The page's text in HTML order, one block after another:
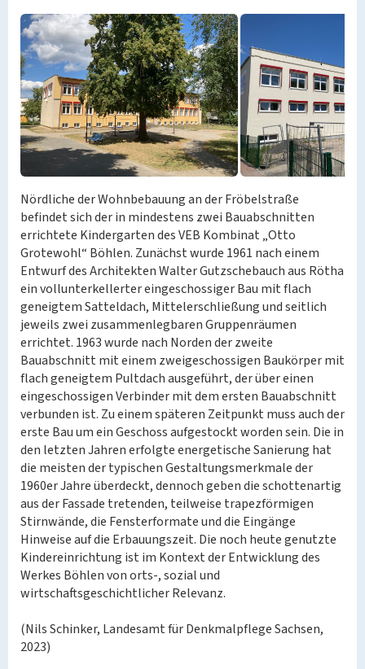
Nördliche der Wohnbebauung an der Fröbelstraße
befindet sich der in mindestens zwei Bauabschnitten
errichtete Kindergarten des VEB Kombinat „Otto
Grotewohl“ Böhlen. Zunächst wurde 1961 nach einem
Entwurf des Architekten Walter Gutzschebauch aus Rötha
ein vollunterkellerter eingeschossiger Bau mit flach
geneigtem Satteldach, Mittelerschließung und seitlich
jeweils zwei zusammenlegbaren Gruppenräumen
errichtet. 1963 wurde nach Norden der zweite
Bauabschnitt mit einem zweigeschossigen Baukörper mit
flach geneigtem Pultdach ausgeführt, der über einen
eingeschossigen Verbinder mit dem ersten Bauabschnitt
verbunden ist. Zu einem späteren Zeitpunkt muss auch der
erste Bau um ein Geschoss aufgestockt worden sein. Die in
den letzten Jahren erfolgte energetische Sanierung hat
die meisten der typischen Gestaltungsmerkmale der
1960er Jahre überdeckt, dennoch geben die schottenartig
aus der Fassade tretenden, teilweise trapezförmigen
Stirnwände, die Fensterformate und die Eingänge
Hinweise auf die Erbauungszeit. Die noch heute genutzte
Kindereinrichtung ist im Kontext der Entwicklung des
Werkes Böhlen von orts-, sozial und
wirtschaftsgeschichtlicher Relevanz.
(Nils Schinker, Landesamt für Denkmalpflege Sachsen,
2023)